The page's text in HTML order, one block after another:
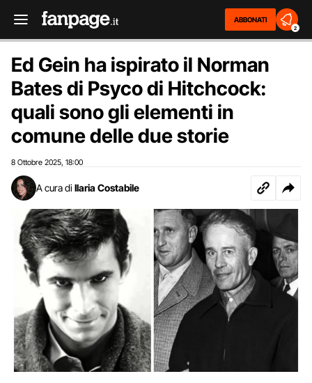
ABBONATI
2
Ed Gein ha ispirato il Norman
Bates di Psyco di Hitchcock:
quali sono gli elementi in
comune delle due storie
8 Ottobre 2025 18:00
A cura di Ilaria Costabile